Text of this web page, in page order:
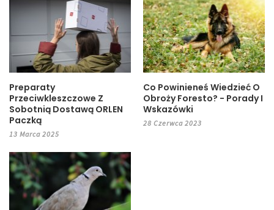
Preparaty
Przeciwkleszczowe Z
Sobotnią Dostawą ORLEN
Paczką
13 Marca 2025
Co Powinieneś Wiedzieć O
Obroży Foresto? - Porady I
Wskazówki
28 Czerwca 2023